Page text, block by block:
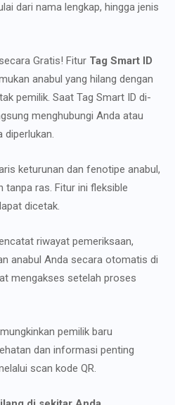
dari nama lengkap, hingga jenis
Gratis! Fitur Tag Smart ID
anabul yang hilang dengan
pemilik. Saat Tag Smart ID di-
menghubungi Anda atau
diperlukan.
keturunan dan fenotipe anabul,
tanpa ras. Fitur ini fleksible
dicetak.
riwayat pemeriksaan,
anabul Anda secara otomatis di
mengakses setelah proses
pemilik baru
dan informasi penting
scan kode QR.